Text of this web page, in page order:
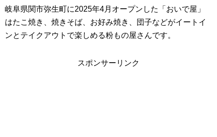
岐阜県関市弥生町に2025年4月オープンした「おいで屋」
はたこ焼き、焼きそば、お好み焼き、団子などがイートイ
ンとテイクアウトで楽しめる粉もの屋さんです。
スポンサーリンク